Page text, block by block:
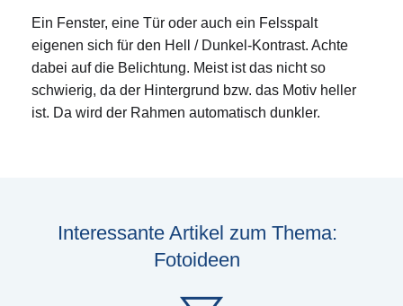
Ein Fenster, eine Tür oder auch ein Felsspalt
eigenen sich für den Hell / Dunkel-Kontrast. Achte
dabei auf die Belichtung. Meist ist das nicht so
schwierig, da der Hintergrund bzw. das Motiv heller
ist. Da wird der Rahmen automatisch dunkler.
Interessante Artikel zum Thema:
Fotoideen